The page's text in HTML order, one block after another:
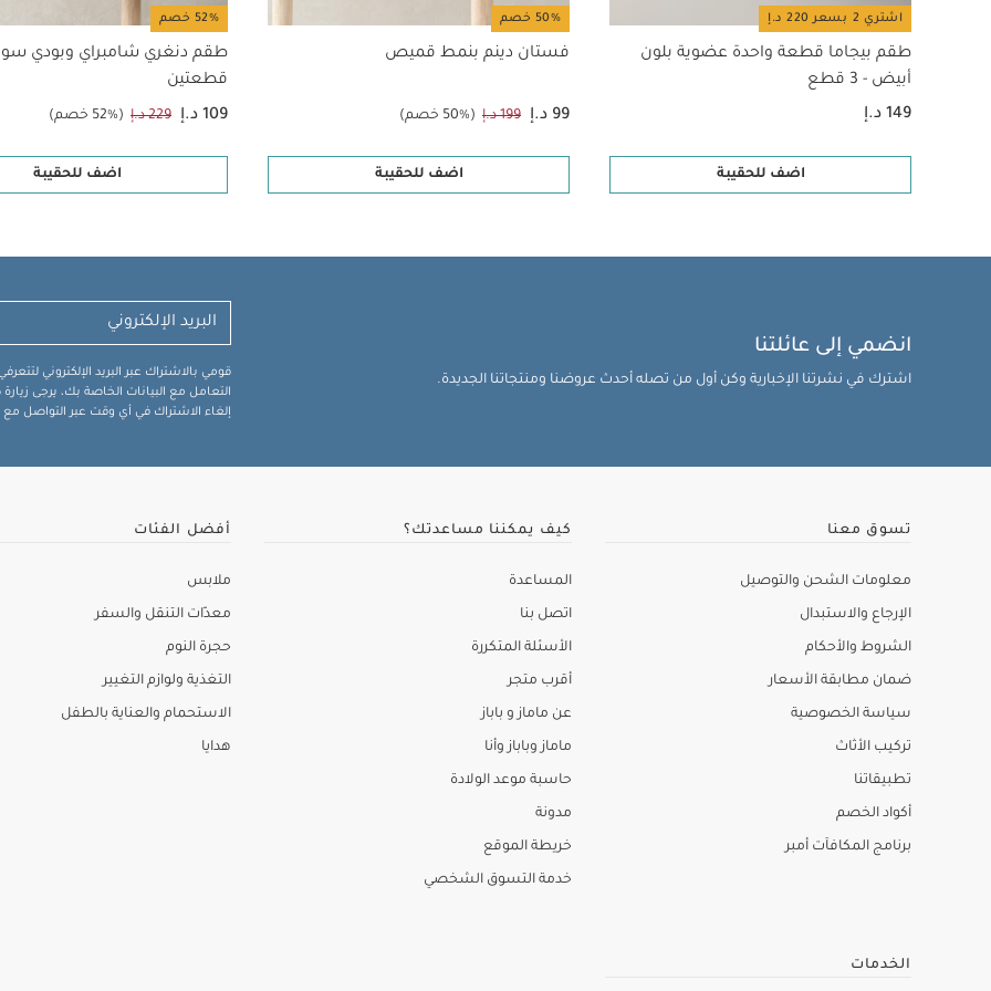
اشتري 2 بسعر 220 د.إ
طقم بيجاما قطعة واحدة عضوية بلون
أبيض - 3 قطع
149 د.إ
اضف للحقيبة
50% خصم
فستان دينم بنمط قميص
99 د.إ 199 د.إ (50% خصم)
اضف للحقيبة
52% خصم
طقم دنغري شامبراي وبودي
قطعتين
109 د.إ
229 د.إ (52% خصم)
اضف للحقيبة
انضمي إلى عائلتنا
اشترك في نشرتنا الإخبارية وكن أول من تصله أحدث عروضنا ومنتجاتنا الجديدة.
قومي بالاشتراك عبر البريد الإلكتروني
التعامل مع البيانات الخاصة بك، يرجى
إلغاء الاشتراك في أي وقت عبر التواصل مع
تسوق معنا
معلومات الشحن والتوصيل
الإرجاع والاستبدال
الشروط والأحكام
ضمان مطابقة الأسعار
سياسة الخصوصية
تركيب الأثاث
تطبيقاتنا
أكواد الخصم
برنامج المكافآت أمبر
كيف يمكننا مساعدتك؟
المساعدة
اتصل بنا
الأسئلة المتكررة
أقرب متجر
عن ماماز و باباز
ماماز وباباز وأنا
حاسبة موعد الولادة
مدونة
خريطة الموقع
خدمة التسوق الشخصي
أفضل الفئات
ملابس
معدّات التنقل والسفر
حجرة النوم
التغذية ولوازم التغيير
الاستحمام والعناية بالطفل
هدايا
الخدمات